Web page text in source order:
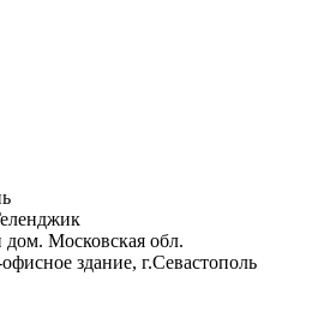
Московская обл.
здание, г.Севастополь